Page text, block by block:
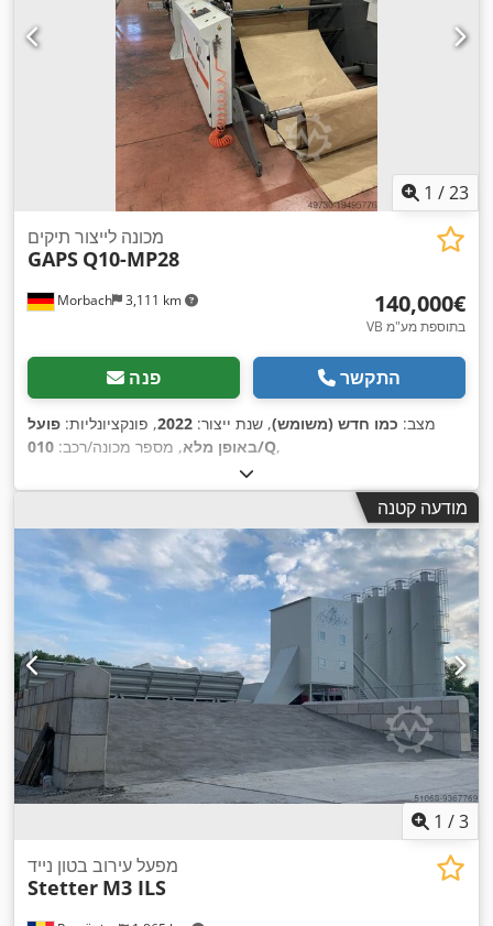
1 /23
Morbach 3,111 km
מכונה לייצור תיקים
GAPS Q10-MP28
‏140,000 ‏€
VB בתוספת מע"מ
פנה התקשר
מצב: כמו חדש (משומש), שנת ייצור: 2022, פונקציונליות: פועל
באופן מלא, מספר מכונה/רכב: 010/Q,
מודעה קטנה
1 /3
מפעל עירוב בטון נייד
Stetter M3 ILS